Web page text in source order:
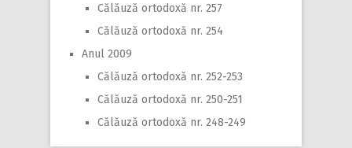
Călăuză ortodoxă nr. 257
Călăuză ortodoxă nr. 254
Anul 2009
Călăuză ortodoxă nr. 252-253
Călăuză ortodoxă nr. 250-251
Călăuză ortodoxă nr. 248-249